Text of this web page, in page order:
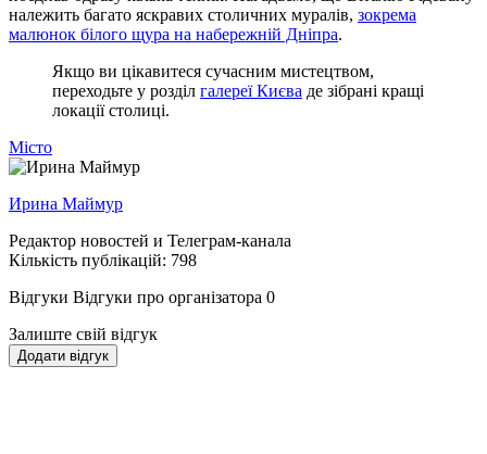
належить багато яскравих столичних муралів, зокрема
малюнок білого щура на набережній Дніпра.
Якщо ви цікавитеся сучасним мистецтвом,
переходьте у розділ галереї Києва де зібрані кращі
локації столиці.
Місто
Ирина Маймур
Редактор новостей и Телеграм-канала
Кількість публікацій: 798
Відгуки Відгуки про організатора 0
Залиште свій відгук
Додати відгук